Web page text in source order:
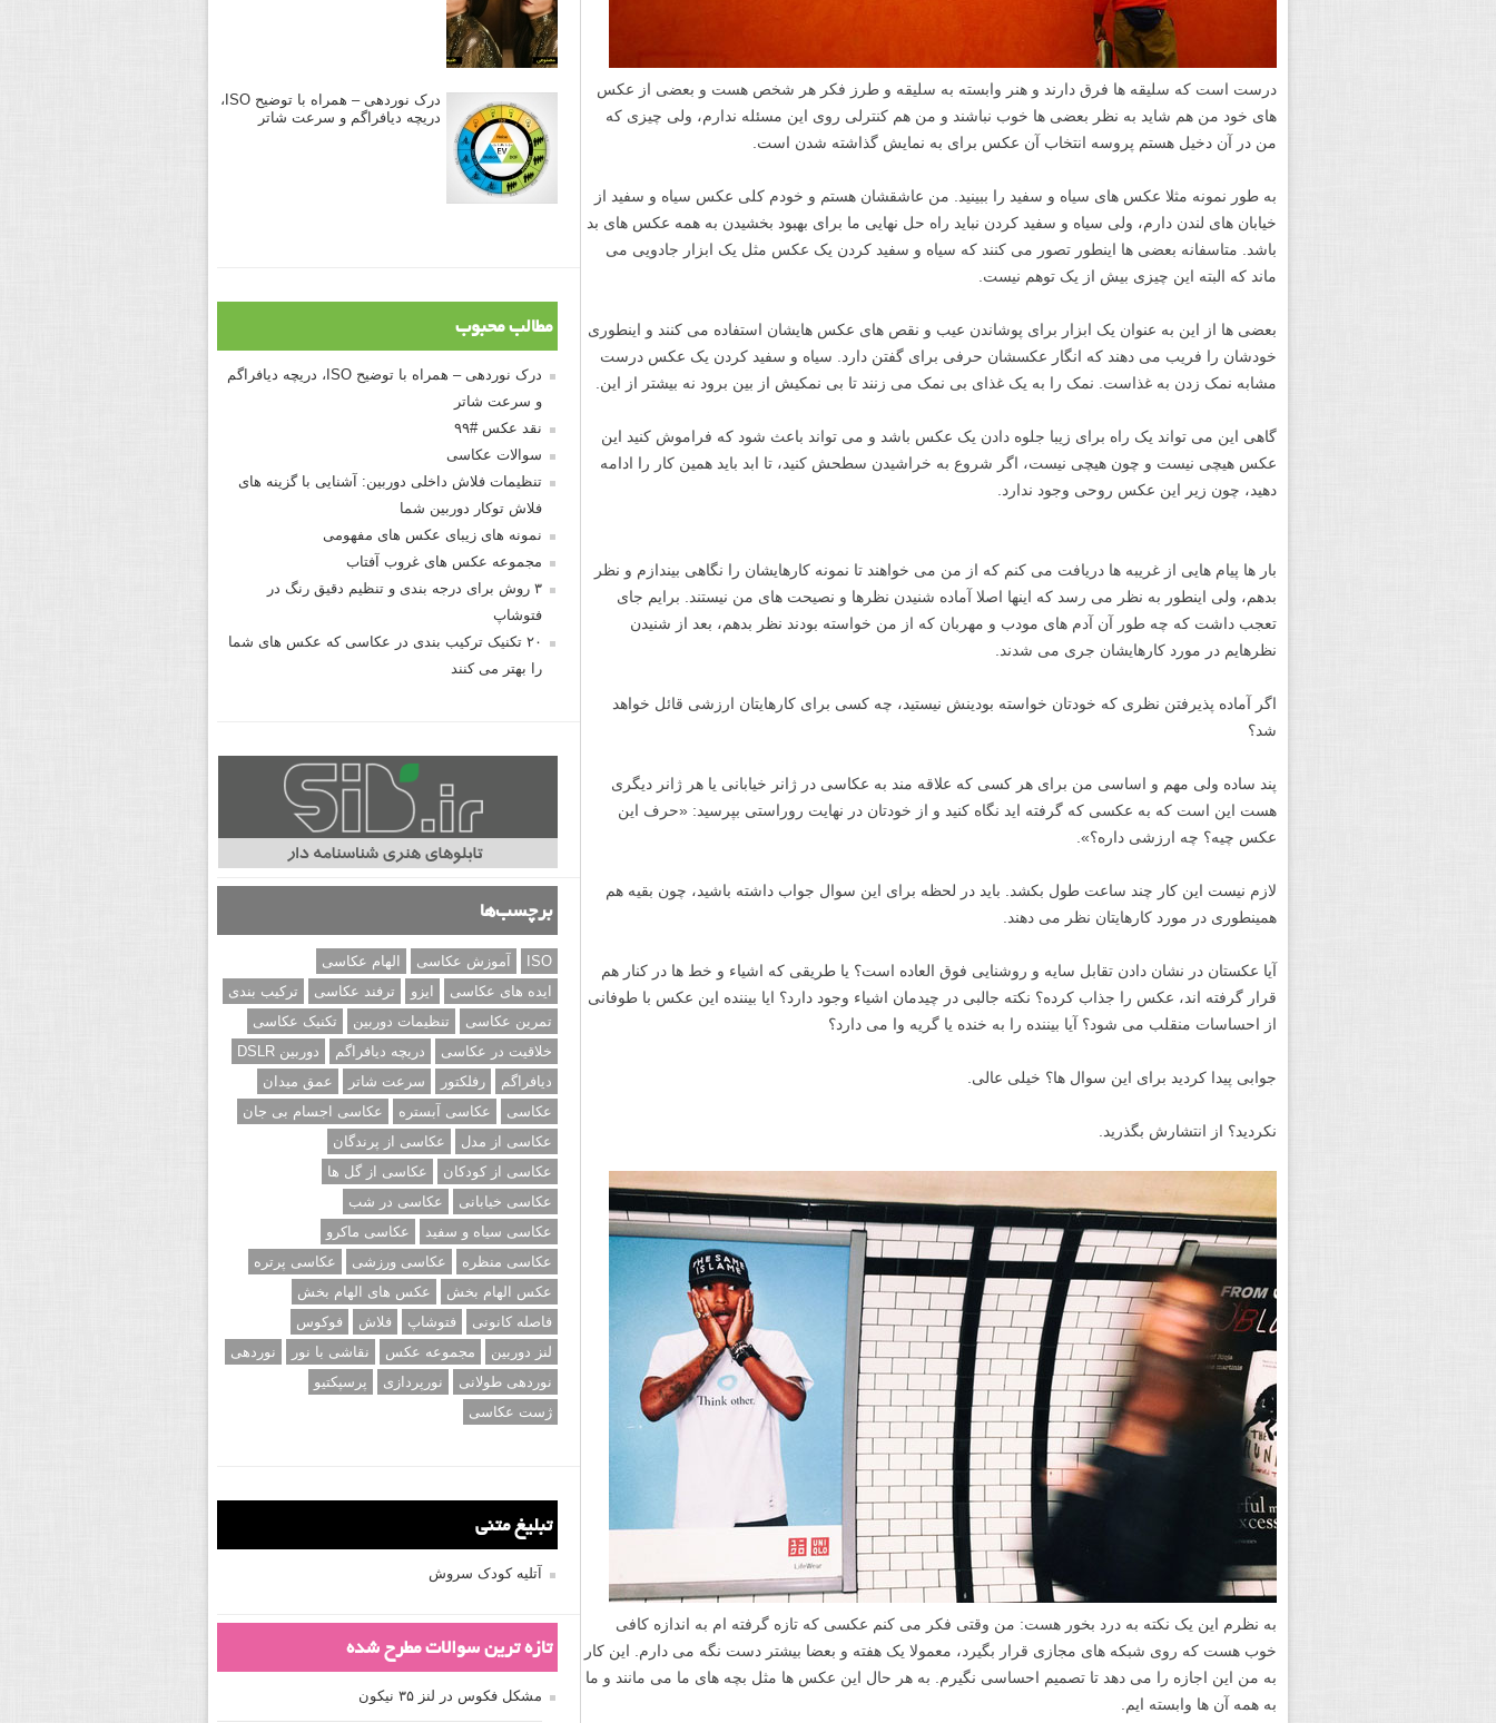
درست است که سلیقه ها فرق دارند و هنر وابسته به سلیقه و طرز فکر هر شخص هست و بعضی از عکس
های خود من هم شاید به نظر بعضی ها خوب نباشند و من هم کنترلی روی این مسئله ندارم، ولی چیزی که
من در آن دخیل هستم پروسه انتخاب آن عکس برای به نمایش گذاشته شدن است.
به طور نمونه مثلا عکس های سیاه و سفید را ببینید. من عاشقشان هستم و خودم کلی عکس سیاه و سفید از
خیابان های لندن دارم، ولی سیاه و سفید کردن نباید راه حل نهایی ما برای بهبود بخشیدن به همه عکس های بد
باشد. متاسفانه بعضی ها اینطور تصور می کنند که سیاه و سفید کردن یک عکس مثل یک ابزار جادویی می
ماند که البته این چیزی بیش از یک توهم نیست.
بعضی ها از این به عنوان یک ابزار برای پوشاندن عیب و نقص های عکس هایشان استفاده می کنند و اینطوری
خودشان را فریب می دهند که انگار عکسشان حرفی برای گفتن دارد. سیاه و سفید کردن یک عکس درست
مشابه نمک زدن به غذاست. نمک را به یک غذای بی نمک می زنند تا بی نمکیش از بین برود نه بیشتر از این.
گاهی این می تواند یک راه برای زیبا جلوه دادن یک عکس باشد و می تواند باعث شود که فراموش کنید این
عکس هیچی نیست و چون هیچی نیست، اگر شروع به خراشیدن سطحش کنید، تا ابد باید همین کار را ادامه
دهید، چون زیر این عکس روحی وجود ندارد.
بدهم، ولی اینطور به نظر می رسد که اینها اصلا آماده شنیدن نظرها و نصیحت های من نیستند. برایم جای
نظرهایم در مورد کارهایشان جری می شدند.
اگر آماده پذیرفتن نظری که خودتان خواسته بودینش نیستید، چه کسی برای کارهایتان ارزشی قائل خواهد
شد؟
پند ساده ولی مهم و اساسی من برای هر کسی که علاقه مند به عکاسی در ژانر خیابانی یا هر ژانر دیگری
هست این است که به عکسی که گرفته اید نگاه کنید و از خودتان در نهایت روراستی بپرسید: «حرف این
عکس چیه؟ چه ارزشی داره؟».
لازم نیست این کار چند ساعت طول بکشد. باید در لحظه برای این سوال جواب داشته باشید، چون بقیه هم
همینطوری در مورد کارهایتان نظر می دهند.
آیا عکستان در نشان دادن تقابل سایه و روشنایی فوق العاده است؟ یا طریقی که اشیاء و خط ها در کنار هم
قرار گرفته اند، عکس را جذاب کرده؟ نکته جالبی در چیدمان اشیاء وجود دارد؟ ایا بیننده این عکس با طوفانی
از احساسات منقلب می شود؟ آیا بیننده را به خنده یا گریه وا می دارد؟
جوابی پیدا کردید برای این سوال ها؟ خیلی عالی.
درک نوردهی – همراه با توضیح ISO،
دریچه دیافراگم و سرعت شاتر
مطالب محبوب
درک نوردهی – همراه با توضیح ISO، دریچه دیافراگم
و سرعت شاتر
نقد عکس #۹۹
سوالات عکاسی
تنظیمات فلاش داخلی دوربین: آشنایی با گزینه های
فلاش توکار دوربین شما
نمونه های زیبای عکس های مفهومی
مجموعه عکس های غروب آفتاب
۳ روش برای درجه بندی و تنظیم دقیق رنگ در
فتوشاپ
۲۰ تکنیک ترکیب بندی در عکاسی که عکس های شما
را بهتر می کنند
برچسب‌ها
ISO آموزش عکاسی
الهام عکاسی
ایده های عکاسی
ایزو ترفند عکاسی
ترکیب بندی
تمرین عکاسی
تنظیمات دوربین
تکنیک عکاسی
خلاقیت در عکاسی
دریچه دیافراگم
دوربین DSLR
دیافراگم
رفلکتور سرعت شاتر
عمق میدان
عکاسی
عکاسی آبستره
عکاسی اجسام بی جان
عکاسی از مدل
عکاسی از پرندگان
عکاسی از کودکان
عکاسی از گل ها
عکاسی خیابانی
عکاسی در شب
عکاسی سیاه و سفید
عکاسی ماکرو
عکاسی منظره
عکاسی ورزشی
عکاسی پرتره
عکس الهام بخش
عکس های الهام بخش
فاصله کانونی
فتوشاپ فلاش
فوکوس
لنز دوربین
مجموعه عکس نقاشی با نور
نوردهی
نوردهی طولانی
نورپردازی
پرسپکتیو
ژست عکاسی
تبلیغ متنی
آتلیه کودک سروش
تازه ترین سوالات مطرح شده
مشکل فکوس در لنز ۳۵ نیکون